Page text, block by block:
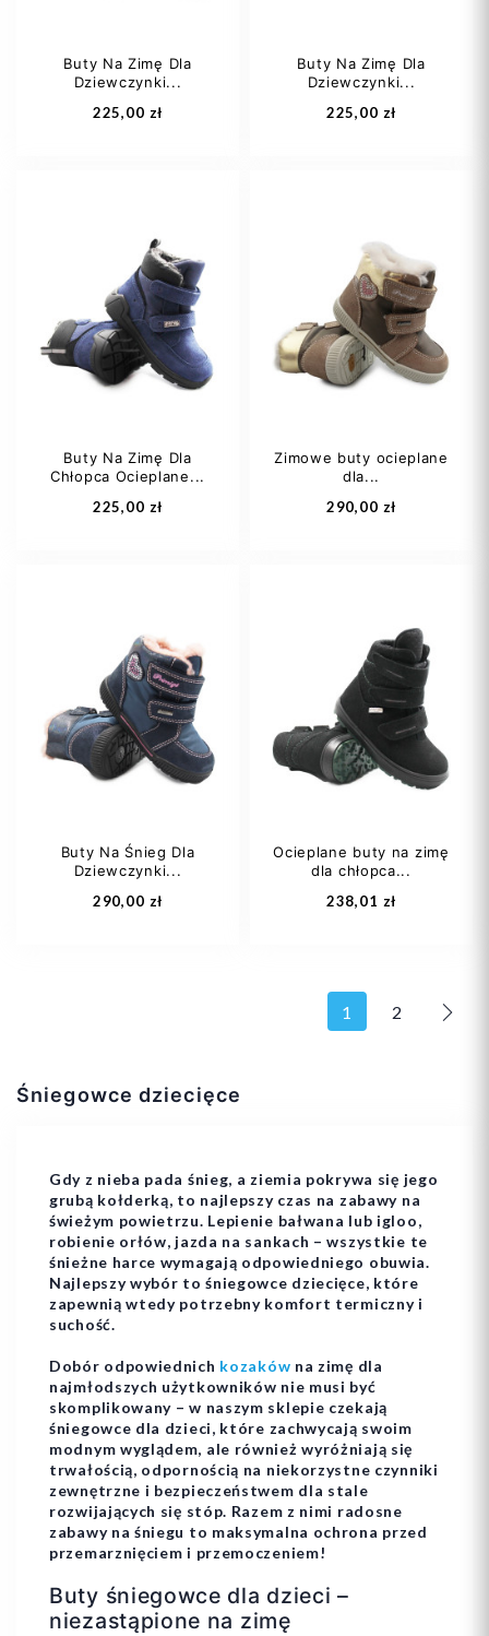
Śniegowce dziecięce
Gdy z nieba pada śnieg, a ziemia pokrywa się jego
grubą kołderką, to najlepszy czas na zabawy na
świeżym powietrzu. Lepienie bałwana lub igloo,
robienie orłów, jazda na sankach – wszystkie te
śnieżne harce wymagają odpowiedniego obuwia.
Najlepszy wybór to śniegowce dziecięce, które
zapewnią wtedy potrzebny komfort termiczny i
suchość.
Dobór odpowiednich kozaków na zimę dla
najmłodszych użytkowników nie musi być
skomplikowany – w naszym sklepie czekają
śniegowce dla dzieci, które zachwycają swoim
modnym wyglądem, ale również wyróżniają się
trwałością, odpornością na niekorzystne czynniki
zewnętrzne i bezpieczeństwem dla stale
rozwijających się stóp. Razem z nimi radosne
zabawy na śniegu to maksymalna ochrona przed
przemarznięciem i przemoczeniem!
Buty śniegowce dla dzieci –
niezastąpione na zimę
Dodaj do koszyka Dodaj do koszyka
Buty Na Zimę Dla
Dziewczynki...
225,00 zł
22
23
25
26
Dodaj do koszyka
Buty Na Zimę Dla
Dziewczynki...
225,00 zł
21 25
Dodaj do koszyka
Buty Na Zimę Dla
Chłopca Ocieplane...
225,00 zł
21
Dodaj do koszyka
Zimowe buty ocieplane
dla...
290,00 zł
24 25
Dodaj do koszyka
Buty Na Śnieg Dla
Dziewczynki...
290,00 zł
25
Dodaj do koszyka
Ocieplane buty na zimę
dla chłopca...
238,01 zł
Dodaj do koszyka
1 2